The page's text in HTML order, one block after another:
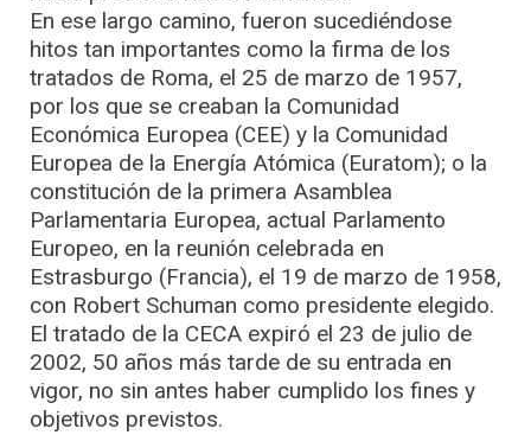
En ese largo camino, fueron sucediéndose
hitos tan importantes como la firma de los
tratados de Roma, el 25 de marzo de 1957,
por los que se creaban la Comunidad
Económica Europea (CEE) y la Comunidad
Europea de la Energía Atómica (Euratom); o la
constitución de la primera Asamblea
Parlamentaria Europea, actual Parlamento
Europeo, en la reunión celebrada en
Estrasburgo (Francia), el 19 de marzo de 1958,
con Robert Schuman como presidente elegido.
El tratado de la CECA expiró el 23 de julio de
2002, 50 años más tarde de su entrada en
vigor, no sin antes haber cumplido los fines y
objetivos previstos.